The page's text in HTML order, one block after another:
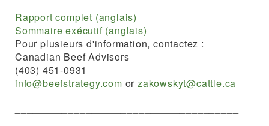
Rapport complet (anglais)
Sommaire exécutif (anglais)
Pour plusieurs d'information, contactez :
Canadian Beef Advisors
(403) 451-0931
info@beefstrategy.com orzakowskyt@cattle.ca